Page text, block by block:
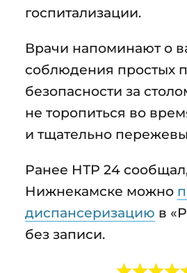
госпитализации.
Врачи напоминают о
соблюдения простых
безопасности за
не торопиться во
и тщательно
Ранее НТР 24
Нижнекамске можно
диспансеризацию в
без записи.